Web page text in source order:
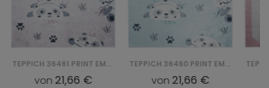
TEPPICH 36461 PRINT EMMA
von 21,66 €
TEPPICH 36460 PRINT EMMA
von 21,66 €